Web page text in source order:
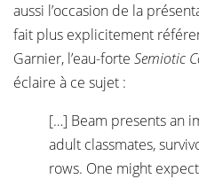
aussi l’occasion de la
fait plus explicitement
Garnier, l’eau-forte Semiotic
éclaire à ce sujet :
[…] Beam presents an
adult classmates,
rows. One might